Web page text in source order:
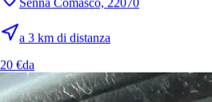
8.Barbara Polverino
a 3 km di distanza
20 €da